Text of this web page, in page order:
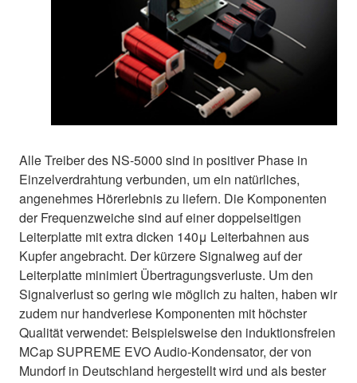
Alle Treiber des NS-5000 sind in positiver Phase in
Einzelverdrahtung verbunden, um ein natürliches,
angenehmes Hörerlebnis zu liefern. Die Komponenten
der Frequenzweiche sind auf einer doppelseitigen
Leiterplatte mit extra dicken 140μ Leiterbahnen aus
Kupfer angebracht. Der kürzere Signalweg auf der
Leiterplatte minimiert Übertragungsverluste. Um den
Signalverlust so gering wie möglich zu halten, haben wir
zudem nur handverlese Komponenten mit höchster
Qualität verwendet: Beispielsweise den induktionsfreien
MCap SUPREME EVO Audio-Kondensator, der von
Mundorf in Deutschland hergestellt wird und als bester